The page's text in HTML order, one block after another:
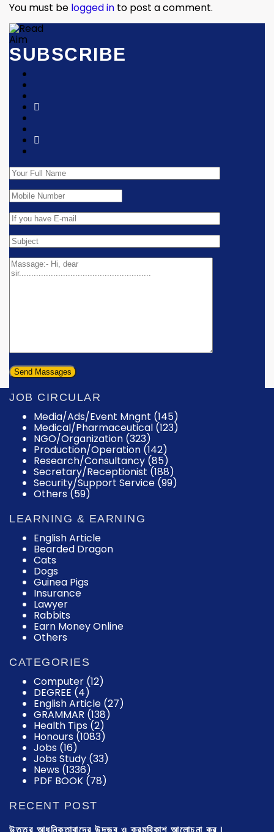
You must be logged in to post a comment.
SUBSCRIBE
JOB CIRCULAR
Media/Ads/Event Mngnt (145)
Medical/Pharmaceutical (123)
NGO/Organization (323)
Production/Operation (142)
Research/Consultancy (85)
Secretary/Receptionist (188)
Security/Support Service (99)
Others (59)
LEARNING & EARNING
English Article
Bearded Dragon
Cats
Dogs
Guinea Pigs
Insurance
Lawyer
Rabbits
Earn Money Online
Others
CATEGORIES
Computer (12)
DEGREE (4)
English Article (27)
GRAMMAR (138)
Health Tips (2)
Honours (1083)
Jobs (16)
Jobs Study (33)
News (1336)
PDF BOOK (78)
RECENT POST